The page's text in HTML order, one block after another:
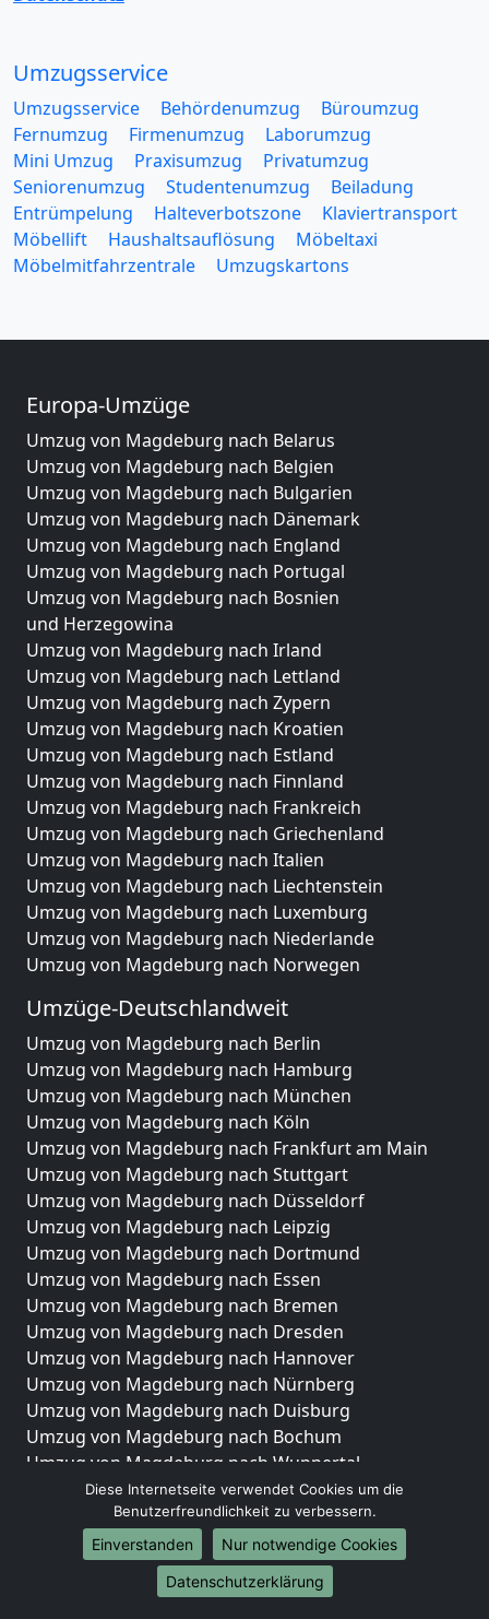
Umzugsservice
Umzugsservice Behördenumzug
Büroumzug
Fernumzug
Firmenumzug
Laborumzug
Mini Umzug
Praxisumzug
Privatumzug
Seniorenumzug
Studentenumzug
Beiladung
Entrümpelung
Halteverbotszone
Klaviertransport
Möbellift
Haushaltsauflösung
Möbeltaxi
Möbelmitfahrzentrale
Umzugskartons
Europa-Umzüge
Umzug von Magdeburg nach Belarus
Umzug von Magdeburg nach Belgien
Umzug von Magdeburg nach Bulgarien
Umzug von Magdeburg nach Dänemark
Umzug von Magdeburg nach England
Umzug von Magdeburg nach Portugal
Umzug von Magdeburg nach Bosnien
und Herzegowina
Umzug von Magdeburg nach Irland
Umzug von Magdeburg nach Lettland
Umzug von Magdeburg nach Zypern
Umzug von Magdeburg nach Kroatien
Umzug von Magdeburg nach Estland
Umzug von Magdeburg nach Finnland
Umzug von Magdeburg nach Frankreich
Umzug von Magdeburg nach Griechenland
Umzug von Magdeburg nach Italien
Umzug von Magdeburg nach Liechtenstein
Umzug von Magdeburg nach Luxemburg
Umzug von Magdeburg nach Niederlande
Umzug von Magdeburg nach Norwegen
Umzüge-Deutschlandweit
Umzug von Magdeburg nach Berlin
Umzug von Magdeburg nach Hamburg
Umzug von Magdeburg nach München
Umzug von Magdeburg nach Köln
Umzug von Magdeburg nach Frankfurt am Main
Umzug von Magdeburg nach Stuttgart
Umzug von Magdeburg nach Düsseldorf
Umzug von Magdeburg nach Leipzig
Umzug von Magdeburg nach Dortmund
Umzug von Magdeburg nach Essen
Umzug von Magdeburg nach Bremen
Umzug von Magdeburg nach Dresden
Umzug von Magdeburg nach Hannover
Umzug von Magdeburg nach Nürnberg
Umzug von Magdeburg nach Duisburg
Umzug von Magdeburg nach Bochum
Umzug von Magdeburg nach Wuppertal
Umzug von Magdeburg nach Bielefeld
Umzug von Magdeburg nach Bonn
Umzug von Magdeburg nach Münster
Internationale-Umzüge
Diese Internetseite verwendet Cookies um die
Benutzerfreundlichkeit zu verbessern.
Einverstanden
Nur notwendige Cookies
Datenschutzerklärung